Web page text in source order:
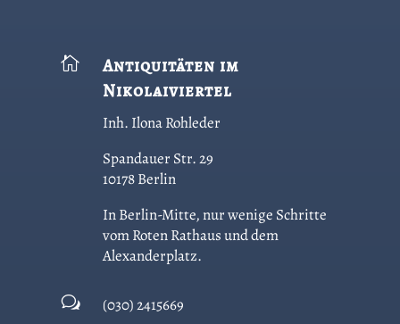

Antiquitäten im
Nikolaiviertel
Inh. Ilona Rohleder
Spandauer Str. 29
10178 Berlin
In Berlin-Mitte, nur wenige Schritte
vom Roten Rathaus und dem
Alexanderplatz.
w (030) 2415669